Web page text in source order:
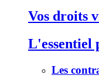
Vos droits
L'essentiel
Les